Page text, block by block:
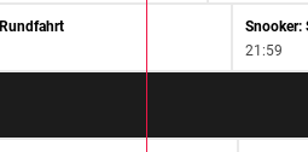
Snooker:
21:59